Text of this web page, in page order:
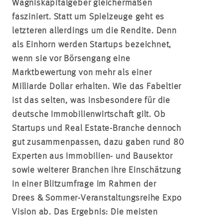
Wagniskapitalgeber gleichermaßen
fasziniert. Statt um Spielzeuge geht es
letzteren allerdings um die Rendite. Denn
als Einhorn werden Startups bezeichnet,
wenn sie vor Börsengang eine
Marktbewertung von mehr als einer
Milliarde Dollar erhalten. Wie das Fabeltier
ist das selten, was insbesondere für die
deutsche Immobilienwirtschaft gilt. Ob
Startups und Real Estate-Branche dennoch
gut zusammenpassen, dazu gaben rund 80
Experten aus Immobilien- und Bausektor
sowie weiterer Branchen ihre Einschätzung
in einer Blitzumfrage im Rahmen der
Drees & Sommer-Veranstaltungsreihe Expo
Vision ab. Das Ergebnis: Die meisten